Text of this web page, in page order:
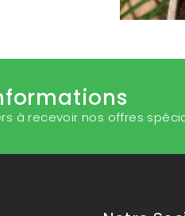
à recevoir nos offres